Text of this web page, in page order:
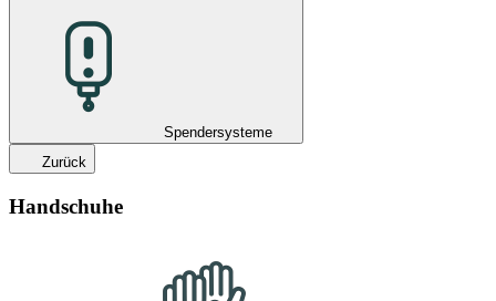
Spendersysteme
Zurück
Handschuhe